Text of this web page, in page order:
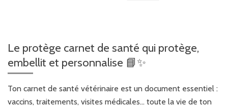
Le protège carnet de santé qui protège,
embellit et personnalise 📘✨
Ton carnet de santé vétérinaire est un document essentiel :
vaccins, traitements, visites médicales… toute la vie de ton